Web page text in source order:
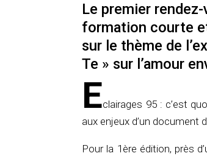
Le premier
formation courte
sur le thème de
Te » sur l’amour
Eclairages 95 : c’est
aux enjeux d’un document
Pour la 1ère édition, près